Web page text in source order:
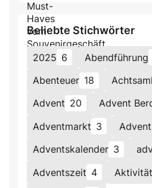
Beliebte Stichwörter
2025 6 Abendführung
Abenteuer 18
Advent 20 Advent
Adventmarkt 3
Adventskalender 3
Adventszeit 4